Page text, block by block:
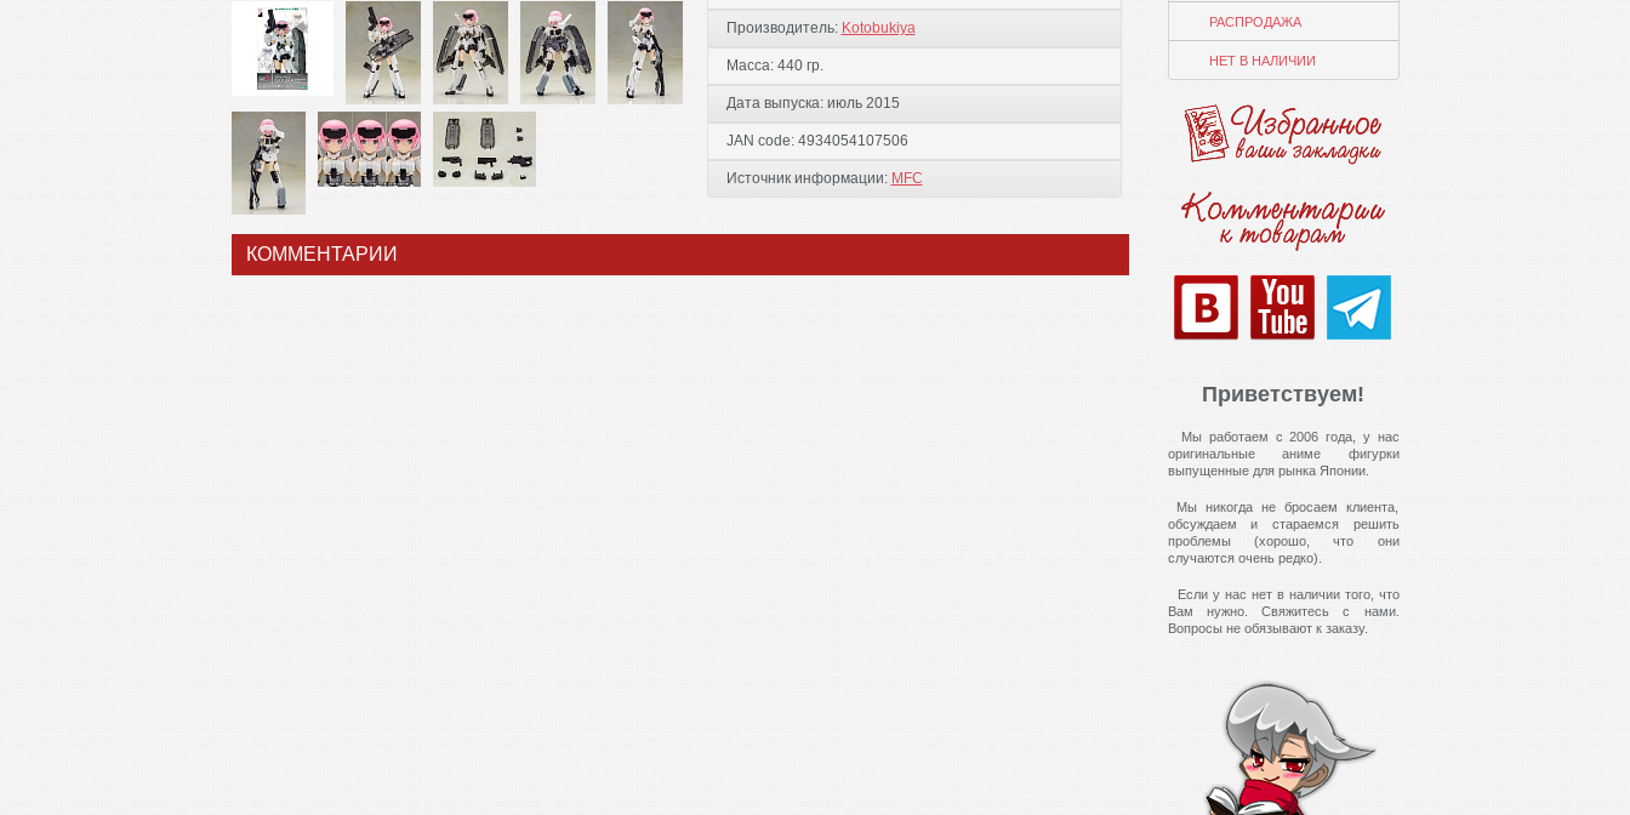
Производитель: Kotobukiya
Масса: 440 гр.
Дата выпуска: июль 2015
JAN code: 4934054107506
Источник информации: MFC
КОММЕНТАРИИ
РАСПРОДАЖА
НЕТ В НАЛИЧИИ
Приветствуем!
Мы работаем с 2006 года, у нас
оригинальные аниме фигурки
выпущенные для рынка Японии.
Мы никогда не бросаем клиента,
обсуждаем и стараемся решить
проблемы (хорошо, что они
случаются очень редко).
Если у нас нет в наличии того, что
Вам нужно. Свяжитесь с нами.
Вопросы не обязывают к заказу.